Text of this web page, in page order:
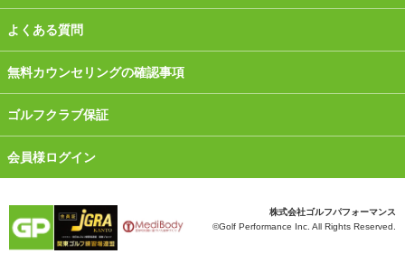
よくある質問
無料カウンセリングの確認事項
ゴルフクラブ保証
会員様ログイン
株式会社ゴルフパフォーマンス
©Golf Performance Inc. All Rights Reserved.